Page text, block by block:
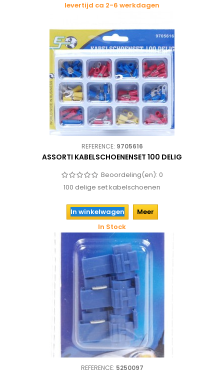
levertijd ca 2-6 werkdagen
REFERENCE: 9705616
ASSORTI KABELSCHOENENSET 100 DELIG
Beoordeling(en): 0
100 delige set kabelschoenen
In winkelwagen
Meer
In Stock
REFERENCE: 5250097